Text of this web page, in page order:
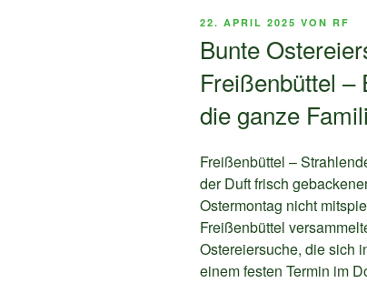
VERÖFFENTLICHT
22. APRIL 2025 VON RF
Bunte
Freißenbüttel –
die ganze
Freißenbüttel –
der Duft frisch
Ostermontag nicht
Freißenbüttel
Ostereiersuche, die sich
einem festen Termin im